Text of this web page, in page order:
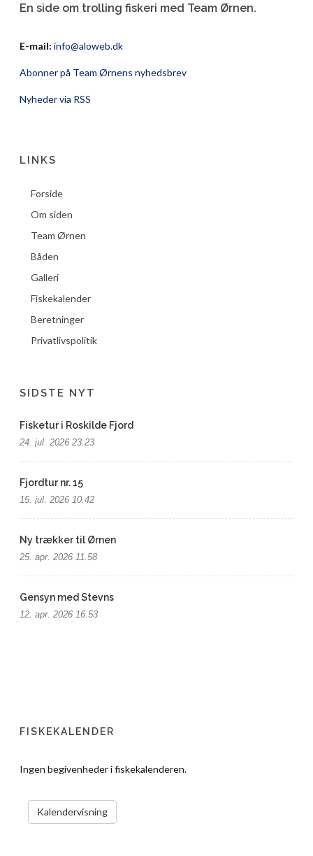
En side om trolling fiskeri med Team Ørnen.
E-mail: info@aloweb.dk
Abonner på Team Ørnens nyhedsbrev
Nyheder via RSS
LINKS
Forside
Om siden
Team Ørnen
Båden
Galleri
Fiskekalender
Beretninger
Privatlivspolitik
SIDSTE NYT
Fisketur i Roskilde Fjord
24. jul. 2026 23.23
Fjordtur nr. 15
15. jul. 2026 10.42
Ny trækker til Ørnen
25. apr. 2026 11.58
Gensyn med Stevns
12. apr. 2026 16.53
FISKEKALENDER
Ingen begivenheder i fiskekalenderen.
Kalendervisning